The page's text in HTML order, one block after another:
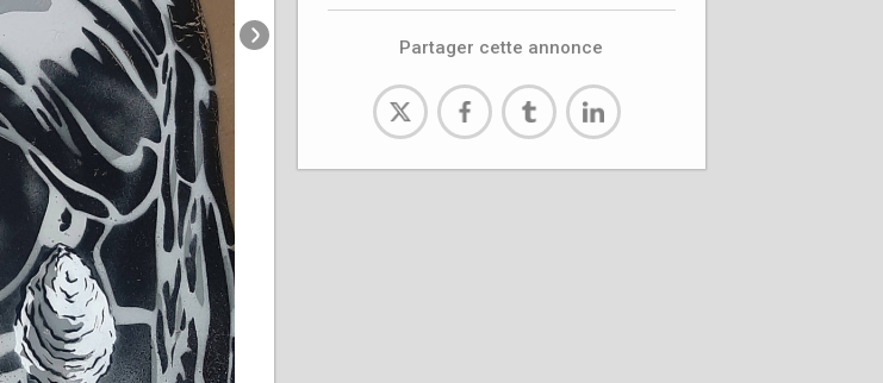
Partager cette annonce